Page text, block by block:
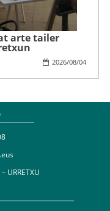
arte tailer
2026/08/04
URRETXU